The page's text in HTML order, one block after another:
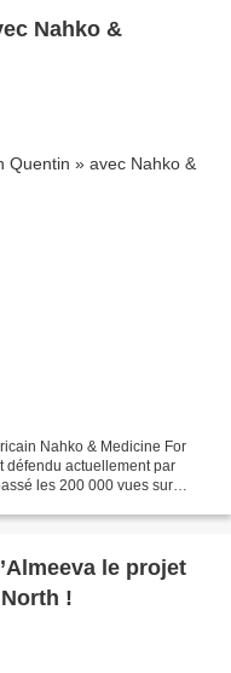
Nahko &
Nahko & Medicine For
défendu actuellement par
les 200 000 vues sur
le projet
!